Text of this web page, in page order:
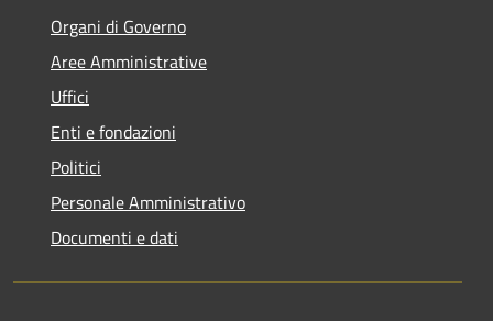
Organi di Governo
Aree Amministrative
Uffici
Enti e fondazioni
Politici
Personale Amministrativo
Documenti e dati